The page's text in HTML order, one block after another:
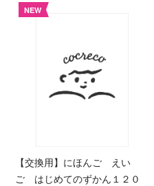
NEW
【交換用】にほんご えい
ご はじめてのずかん１２０